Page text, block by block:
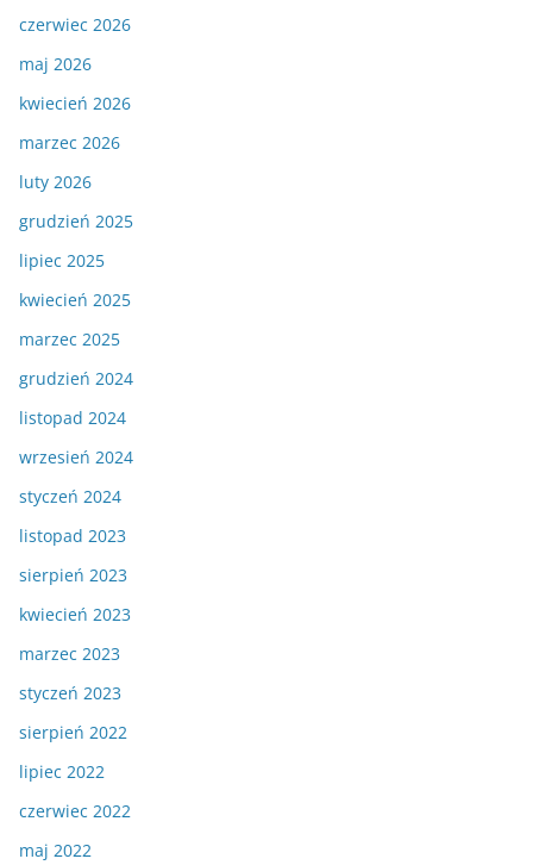
czerwiec 2026
maj 2026
kwiecień 2026
marzec 2026
luty 2026
grudzień 2025
lipiec 2025
kwiecień 2025
marzec 2025
grudzień 2024
listopad 2024
wrzesień 2024
styczeń 2024
listopad 2023
sierpień 2023
kwiecień 2023
marzec 2023
styczeń 2023
sierpień 2022
lipiec 2022
czerwiec 2022
maj 2022